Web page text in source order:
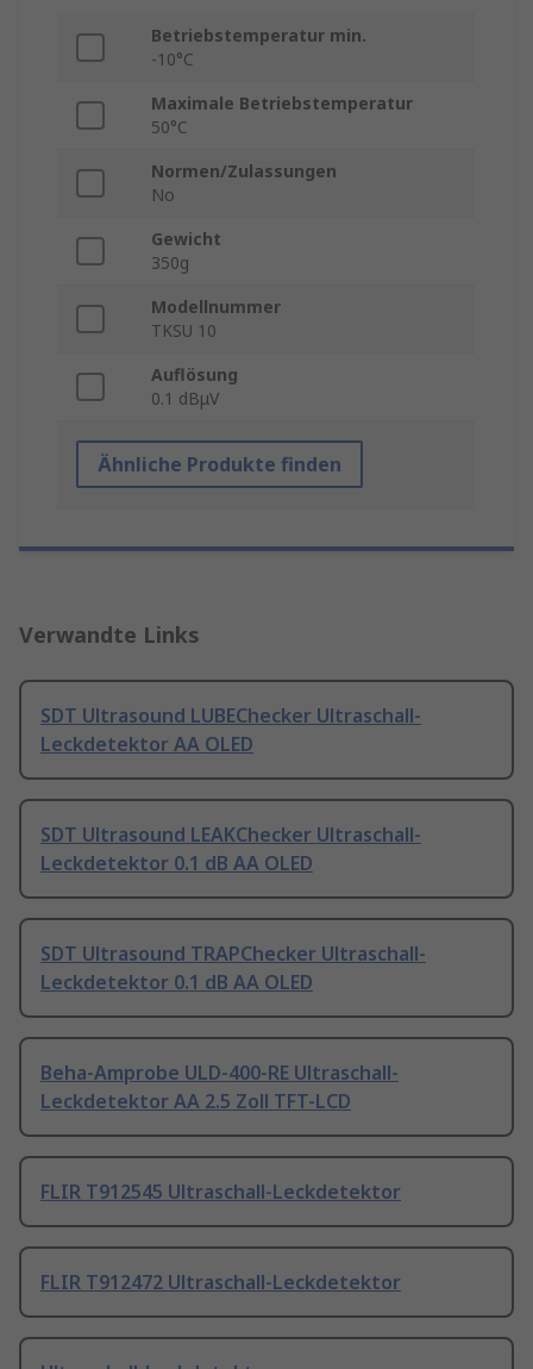
Betriebstemperatur min.
-10°C
Maximale Betriebstemperatur
50°C
Normen/Zulassungen
No
Gewicht
350g
Modellnummer
TKSU 10
Auflösung
0.1 dBμV
Ähnliche Produkte finden
Verwandte Links
SDT Ultrasound LUBEChecker Ultraschall-
Leckdetektor AA OLED
SDT Ultrasound LEAKChecker Ultraschall-
Leckdetektor 0.1 dB AA OLED
SDT Ultrasound TRAPChecker Ultraschall-
Leckdetektor 0.1 dB AA OLED
Beha-Amprobe ULD-400-RE Ultraschall-
Leckdetektor AA 2.5 Zoll TFT-LCD
FLIR T912545 Ultraschall-Leckdetektor
FLIR T912472 Ultraschall-Leckdetektor